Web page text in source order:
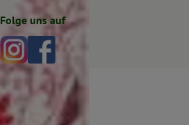
Folge uns auf
Externer Link zu https://
Externer Link zu https://